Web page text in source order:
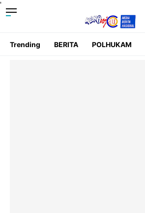
'
Trending BERITA POLHUKAM